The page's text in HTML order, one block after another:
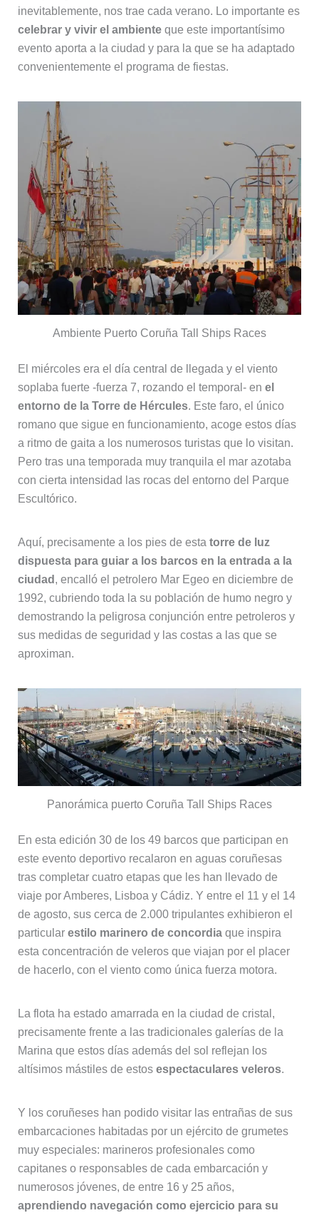
inevitablemente, nos trae cada verano. Lo importante es
celebrar y vivir el ambienteque este importantísimo
evento aporta a la ciudad y para la que se ha adaptado
convenientemente el programa de fiestas.
Ambiente Puerto Coruña Tall Ships Races
El miércoles era el día central de llegada y el viento
soplaba fuerte -fuerza 7, rozando el temporal- en el
entorno de la Torre de Hércules. Este faro, el único
romano que sigue en funcionamiento, acoge estos días
a ritmo de gaita a los numerosos turistas que lo visitan.
Pero tras una temporada muy tranquila el mar azotaba
con cierta intensidad las rocas del entorno del Parque
Escultórico.
Aquí, precisamente a los pies de esta torre de luz
dispuesta para guiar a los barcos en la entrada a la
ciudad , encalló el petrolero Mar Egeo en diciembre de
1992, cubriendo toda la su población de humo negro y
demostrando la peligrosa conjunción entre petroleros y
sus medidas de seguridad y las costas a las que se
aproximan.
Panorámica puerto Coruña Tall Ships Races
En esta edición 30 de los 49 barcos que participan en
este evento deportivo recalaron en aguas coruñesas
tras completar cuatro etapas que les han llevado de
viaje por Amberes, Lisboa y Cádiz. Y entre el 11 y el 14
de agosto, sus cerca de 2.000 tripulantes exhibieron el
particular estilo marinero de concordiaque inspira
esta concentración de veleros que viajan por el placer
de hacerlo, con el viento como única fuerza motora.
La flota ha estado amarrada en la ciudad de cristal,
precisamente frente a las tradicionales galerías de la
Marina que estos días además del sol reflejan los
altísimos mástiles de estos espectaculares veleros.
Y los coruñeses han podido visitar las entrañas de sus
embarcaciones habitadas por un ejército de grumetes
muy especiales: marineros profesionales como
capitanes o responsables de cada embarcación y
numerosos jóvenes, de entre 16 y 25 años,
aprendiendo navegación como ejercicio para su